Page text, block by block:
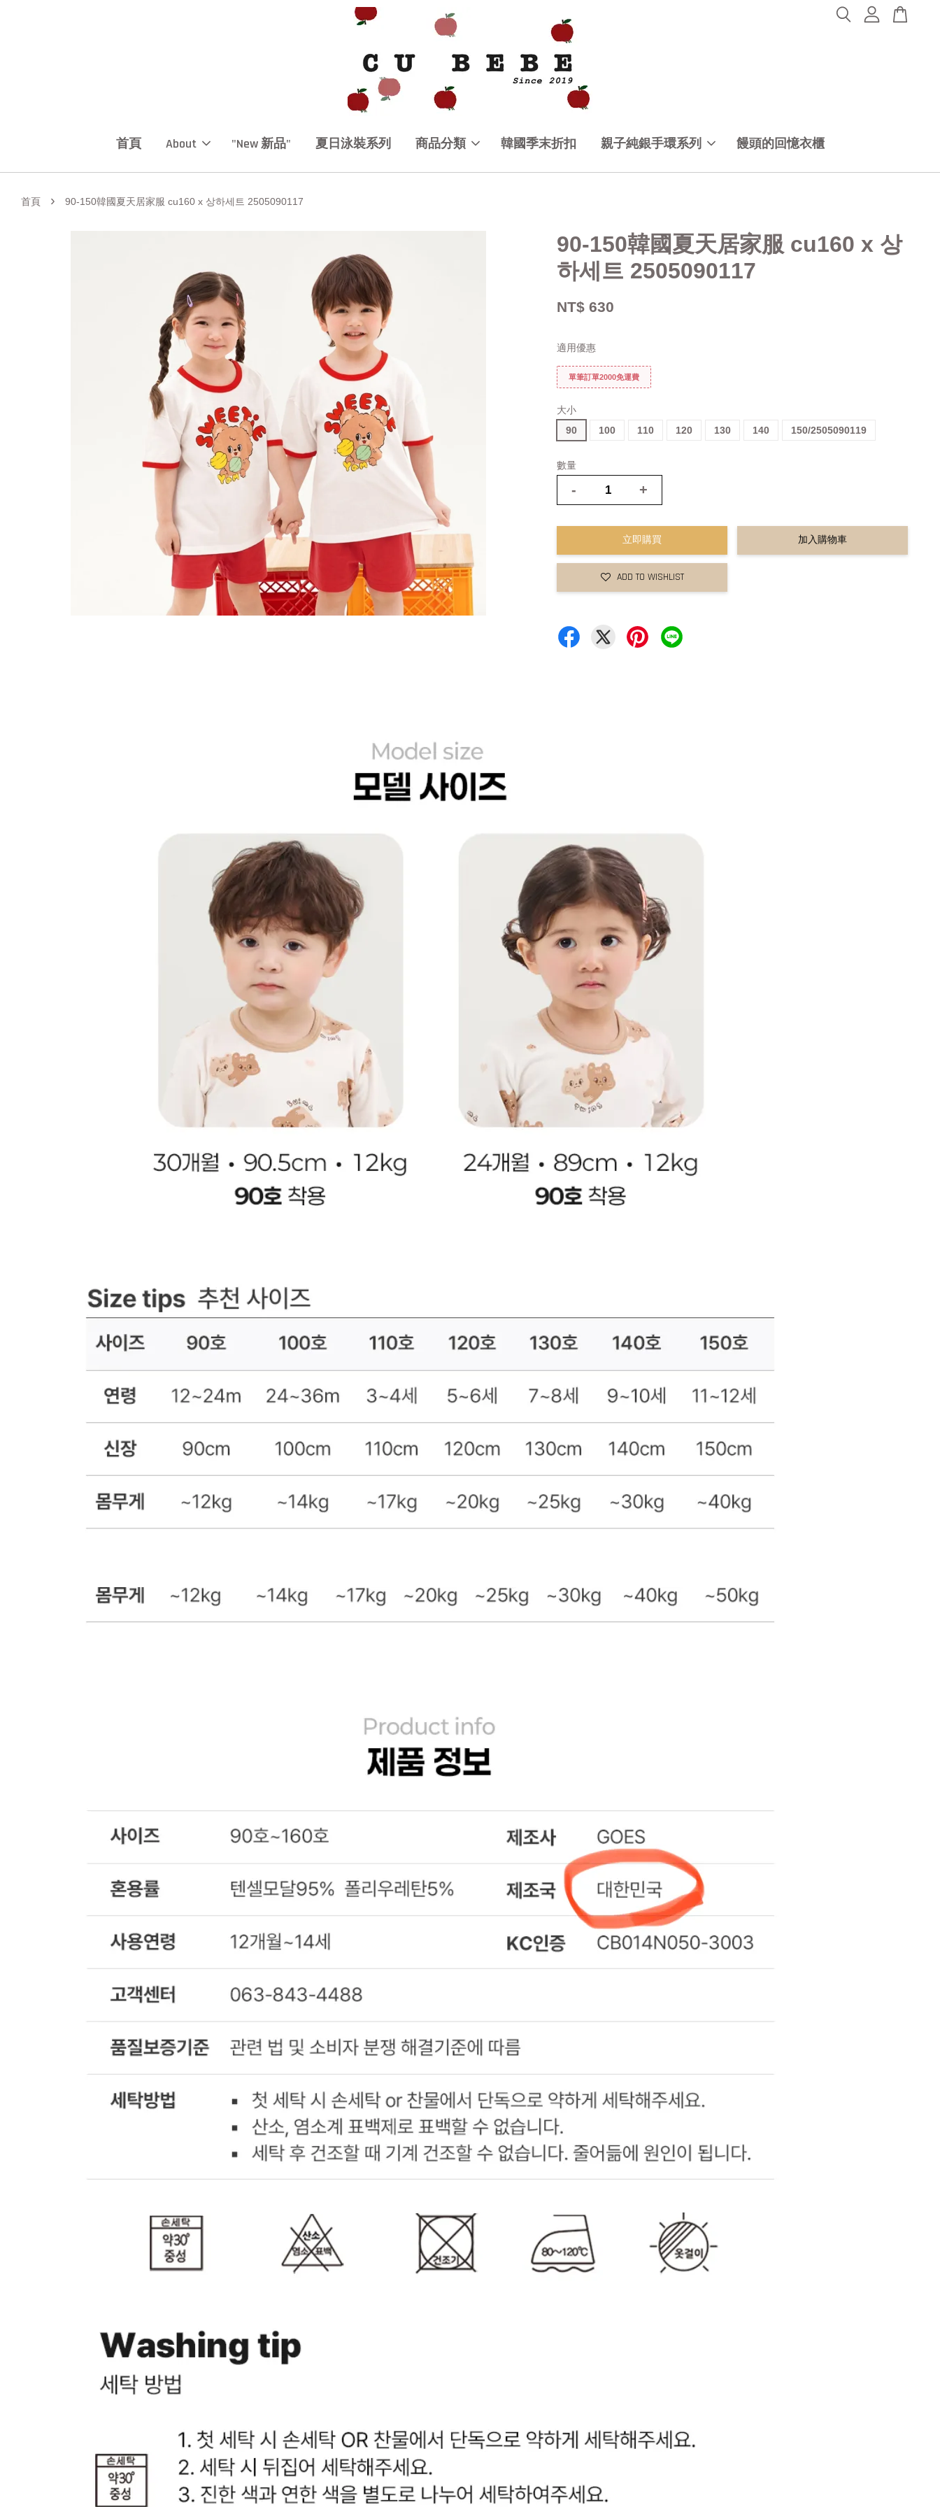
首頁 About "New 新品" 夏日泳裝系列 商品分類 韓國季末折扣 親子純銀手環系列 饅頭的回憶衣櫃
首頁 › 90-150韓國夏天居家服 cu160 x 상하세트 2505090117
90-150韓國夏天居家服 cu160 x 상
하세트 2505090117
NT$ 630
適用優惠
單筆訂單2000免運費
大小
90
100 110 120 130 140 150/2505090119
數量
- +
立即購買 加入購物車
ADD TO WISHLIST